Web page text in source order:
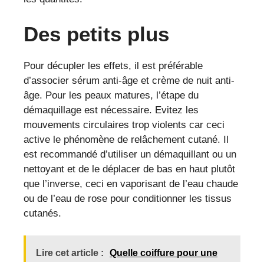
Des petits plus
Pour décupler les effets, il est préférable
d’associer sérum anti-âge et crème de nuit anti-
âge. Pour les peaux matures, l’étape du
démaquillage est nécessaire. Evitez les
mouvements circulaires trop violents car ceci
active le phénomène de relâchement cutané. Il
est recommandé d’utiliser un démaquillant ou un
nettoyant et de le déplacer de bas en haut plutôt
que l’inverse, ceci en vaporisant de l’eau chaude
ou de l’eau de rose pour conditionner les tissus
cutanés.
Lire cet article :
Quelle coiffure pour une